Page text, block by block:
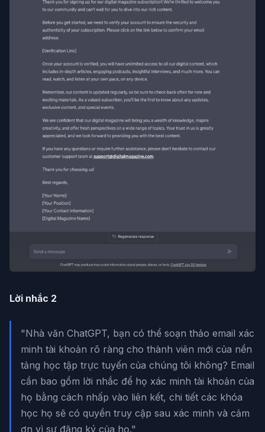
Lời nhắc 2
"Nhà văn ChatGPT, bạn có thể soạn thảo email xác
minh tài khoản rõ ràng cho thành viên mới của nền
tảng học tập trực tuyến của chúng tôi không? Email
cần bao gồm lời nhắc để họ xác minh tài khoản của
họ bằng cách nhấp vào liên kết, chi tiết các khóa
học họ sẽ có quyền truy cập sau xác minh và cảm
ơn vì sự đăng ký của họ."